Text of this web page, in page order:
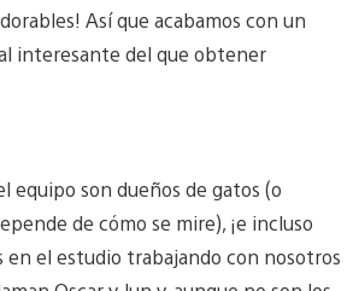
Así que acabamos con un
interesante del que obtener
equipo son dueños de gatos (o
de cómo se mire), ¡e incluso
en el estudio trabajando con nosotros